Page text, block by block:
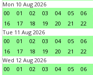
Mon 10 Aug 2026
00
01 02 03 04 05 06
16
17 18 19 20 21 22
Tue 11 Aug 2026
00
01 02 03 04 05 06
16
17 18 19 20 21 22
Wed 12 Aug 2026
00
01 02 03 04 05 06